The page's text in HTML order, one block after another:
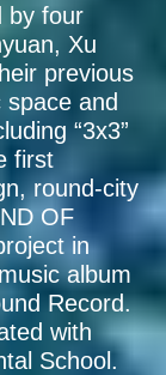
by four
Xu
previous
and
“3x3”
first
round-city
OF
in
album
Record.
with
School.